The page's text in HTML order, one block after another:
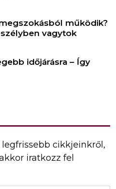
működik?
vagytok
időjárásra – Így
cikkjeinkről,
iratkozz fel